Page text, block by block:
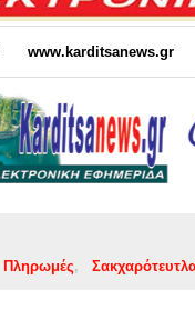
www.karditsanews.gr
Πληρωμές